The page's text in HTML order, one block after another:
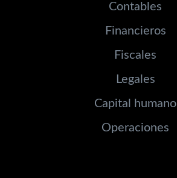
Contables
Financieros
Fiscales
Legales
Capital humano
Operaciones